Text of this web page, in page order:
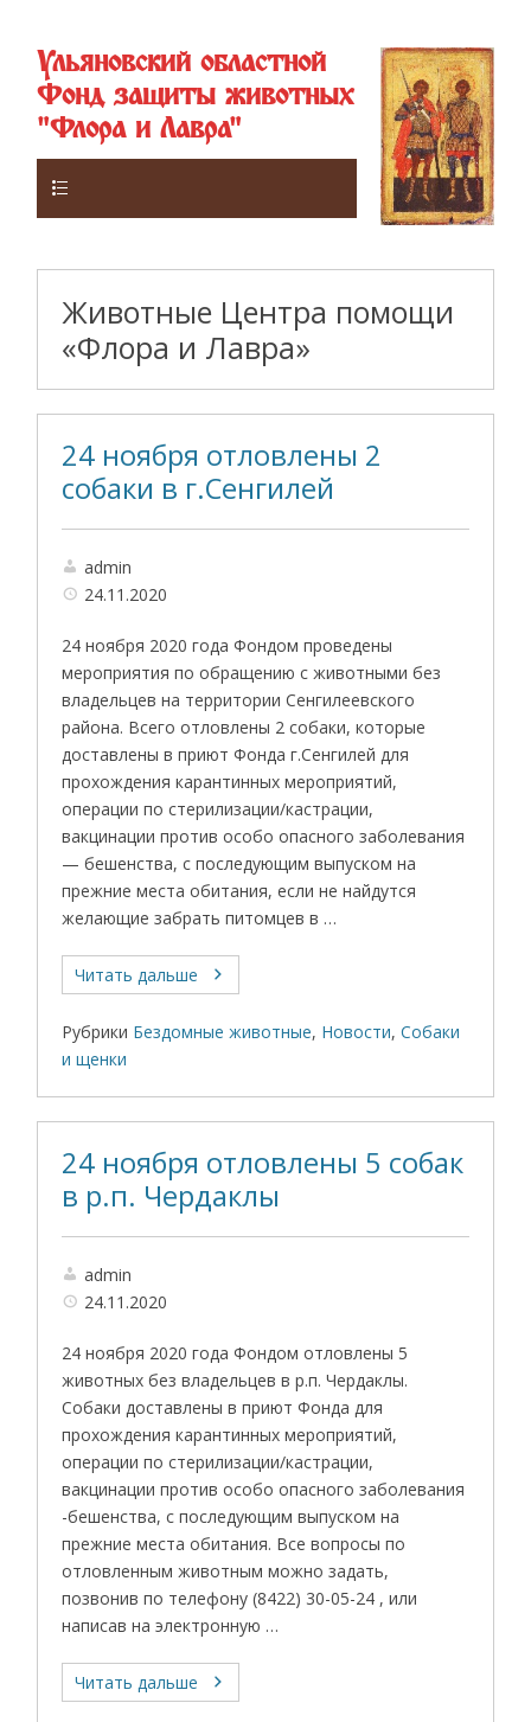
Ульяновский областной
Фонд защиты животных
"Флора и Лавра"
Животные Центра помощи
«Флора и Лавра»
24 ноября отловлены 2
собаки в г.Сенгилей
admin
24.11.2020
24 ноября 2020 года Фондом проведены
мероприятия по обращению с животными без
владельцев на территории Сенгилеевского
района. Всего отловлены 2 собаки, которые
доставлены в приют Фонда г.Сенгилей для
прохождения карантинных мероприятий,
операции по стерилизации/кастрации,
вакцинации против особо опасного заболевания
— бешенства, с последующим выпуском на
прежние места обитания, если не найдутся
желающие забрать питомцев в …
Читать дальше
Рубрики Бездомные животные, Новости,Собаки
и щенки
24 ноября отловлены 5 собак
в р.п. Чердаклы
admin
24.11.2020
24 ноября 2020 года Фондом отловлены 5
животных без владельцев в р.п. Чердаклы.
Собаки доставлены в приют Фонда для
прохождения карантинных мероприятий,
операции по стерилизации/кастрации,
вакцинации против особо опасного заболевания
-бешенства, с последующим выпуском на
прежние места обитания. Все вопросы по
отловленным животным можно задать,
позвонив по телефону (8422) 30-05-24 , или
написав на электронную …
Читать дальше